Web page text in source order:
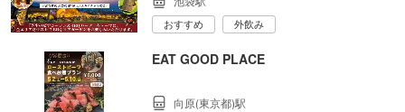
おすすめ 外飲み
EAT GOOD PLACE
向原(東京都)駅